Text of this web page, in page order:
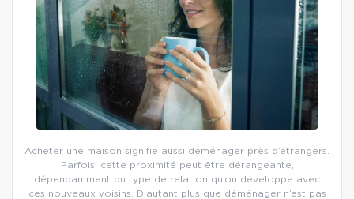
Acheter une maison signifie aussi déménager près d’étrangers.
Parfois, cette proximité peut être dérangeante,
dépendamment du type de relation qu’on développe avec
ces nouveaux voisins. D’autant plus que déménager n’est pas